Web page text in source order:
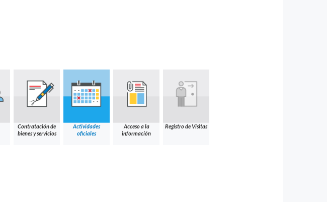
Contratación de
bienes y servicios
Actividades
oficiales
Acceso a la
información
Registro de Visitas